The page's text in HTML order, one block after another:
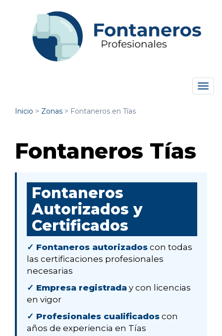
Inicio > Zonas > Fontaneros en Tías
Fontaneros Tías
Fontaneros
Autorizados y
Certificados
✓ Fontaneros autorizados con todas
las certificaciones profesionales
necesarias
✓ Empresa registrada y con licencias
en vigor
✓ Profesionales cualificados con
años de experiencia en Tías